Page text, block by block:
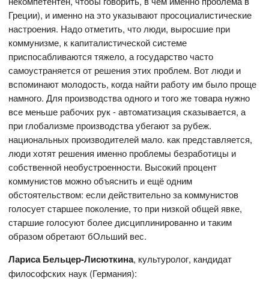
Греции), и именно на это указывают просоциалистические
настроения. Надо отметить, что люди, выросшие при
коммунизме, к капиталистической системе
приспосабливаются тяжело, а государство часто
самоустраняется от решения этих проблем. Вот люди и
вспоминают молодость, когда найти работу им было проще
намного. Для производства одного и того же товара нужно
все меньше рабочих рук - автоматизация сказывается, а
при глобализме производства убегают за рубеж.
национальных производителей мало. как представляется,
люди хотят решения именно проблемы безработицы и
собственной необустроенности. Высокий процент
коммунистов можно объяснить и ещё одним
обстоятельством: если действительно за коммунистов
голосует старшее поколение, то при низкой общей явке,
старшие голосуют более дисциплинированно и таким
образом обретают бОльший вес.
Лариса Бельцер-Лисюткина, культуролог, кандидат
философских наук (Германия):